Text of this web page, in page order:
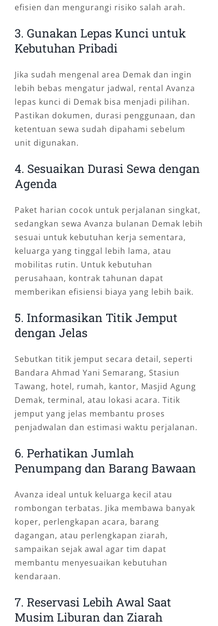
efisien dan mengurangi risiko salah arah.
3. Gunakan Lepas Kunci untuk
Kebutuhan Pribadi
Jika sudah mengenal area Demak dan ingin
lebih bebas mengatur jadwal, rental Avanza
lepas kunci di Demak bisa menjadi pilihan.
Pastikan dokumen, durasi penggunaan, dan
ketentuan sewa sudah dipahami sebelum
unit digunakan.
4. Sesuaikan Durasi Sewa dengan
Agenda
Paket harian cocok untuk perjalanan singkat,
sedangkan sewa Avanza bulanan Demak lebih
sesuai untuk kebutuhan kerja sementara,
keluarga yang tinggal lebih lama, atau
mobilitas rutin. Untuk kebutuhan
perusahaan, kontrak tahunan dapat
memberikan efisiensi biaya yang lebih baik.
5. Informasikan Titik Jemput
dengan Jelas
Sebutkan titik jemput secara detail, seperti
Bandara Ahmad Yani Semarang, Stasiun
Tawang, hotel, rumah, kantor, Masjid Agung
Demak, terminal, atau lokasi acara. Titik
jemput yang jelas membantu proses
penjadwalan dan estimasi waktu perjalanan.
6. Perhatikan Jumlah
Penumpang dan Barang Bawaan
Avanza ideal untuk keluarga kecil atau
rombongan terbatas. Jika membawa banyak
koper, perlengkapan acara, barang
dagangan, atau perlengkapan ziarah,
sampaikan sejak awal agar tim dapat
membantu menyesuaikan kebutuhan
kendaraan.
7. Reservasi Lebih Awal Saat
Musim Liburan dan Ziarah